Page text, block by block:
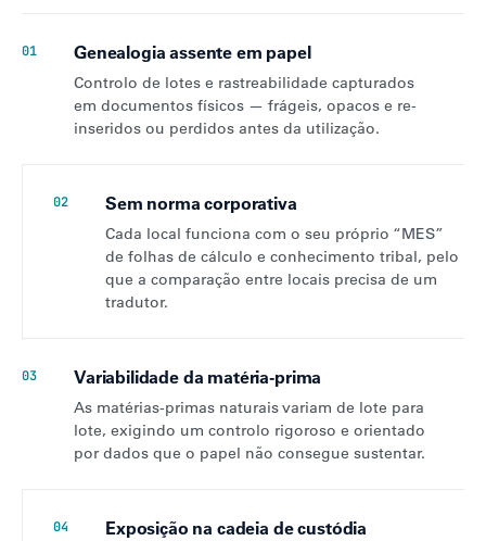
01 Genealogia assente em papel
Controlo de lotes e rastreabilidade capturados
em documentos físicos — frágeis, opacos e re-
inseridos ou perdidos antes da utilização.
02 Sem norma corporativa
Cada local funciona com o seu próprio “MES”
de folhas de cálculo e conhecimento tribal, pelo
que a comparação entre locais precisa de um
tradutor.
03 Variabilidade da matéria-prima
As matérias-primas naturais variam de lote para
lote, exigindo um controlo rigoroso e orientado
por dados que o papel não consegue sustentar.
04 Exposição na cadeia de custódia